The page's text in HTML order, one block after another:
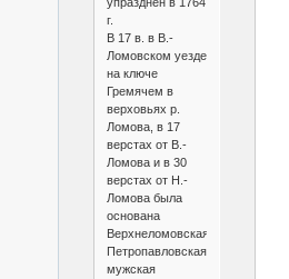
г.
В 17 в. в В.-
Ломовском уезде
на ключе
Гремячем в
верховьях р.
Ломова, в 17
верстах от В.-
Ломова и в 30
верстах от Н.-
Ломова была
основана
Верхнеломовская
Петропавловская
мужская